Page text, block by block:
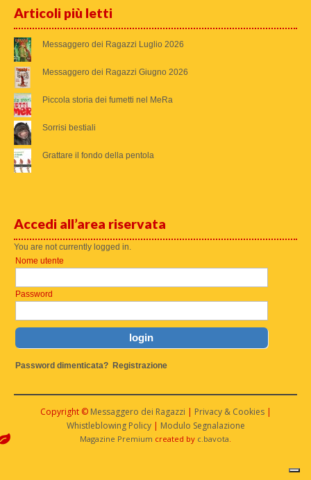
Articoli più letti
Messaggero dei Ragazzi Luglio 2026
Messaggero dei Ragazzi Giugno 2026
Piccola storia dei fumetti nel MeRa
Sorrisi bestiali
Grattare il fondo della pentola
Accedi all’area riservata
You are not currently logged in.
Nome utente
Password
Password dimenticata? Registrazione
Copyright © Messaggero dei Ragazzi | Privacy & Cookies|
Whistleblowing Policy| Modulo Segnalazione
Magazine Premium created by c.bavota.